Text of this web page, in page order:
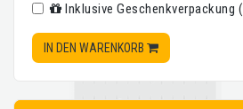
Inklusive Geschenkverpackung
IN DEN WARENKORB